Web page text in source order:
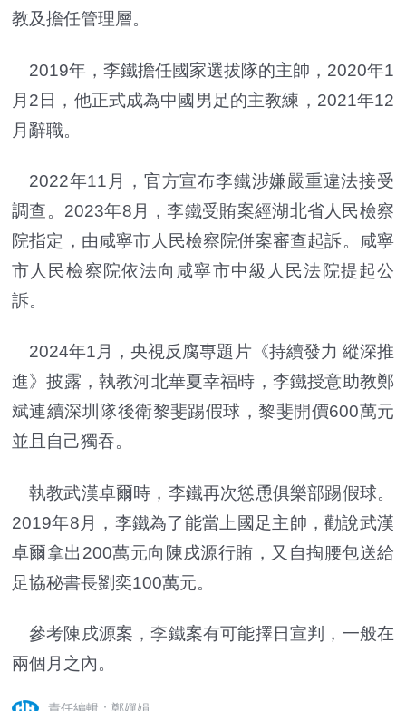
教及擔任管理層。
2019年，李鐵擔任國家選拔隊的主帥，2020年1
月2日，他正式成為中國男足的主教練，2021年12
月辭職。
2022年11月，官方宣布李鐵涉嫌嚴重違法接受
調查。2023年8月，李鐵受賄案經湖北省人民檢察
院指定，由咸寧市人民檢察院併案審查起訴。咸寧
市人民檢察院依法向咸寧市中級人民法院提起公
訴。
2024年1月，央視反腐專題片《持續發力 縱深推
進》披露，執教河北華夏幸福時，李鐵授意助教鄭
斌連續深圳隊後衛黎斐踢假球，黎斐開價600萬元
並且自己獨吞。
執教武漢卓爾時，李鐵再次慫恿俱樂部踢假球。
2019年8月，李鐵為了能當上國足主帥，勸說武漢
卓爾拿出200萬元向陳戌源行賄，又自掏腰包送給
足協秘書長劉奕100萬元。
參考陳戌源案，李鐵案有可能擇日宣判，一般在
兩個月之內。
責任編輯：鄭嬋娟